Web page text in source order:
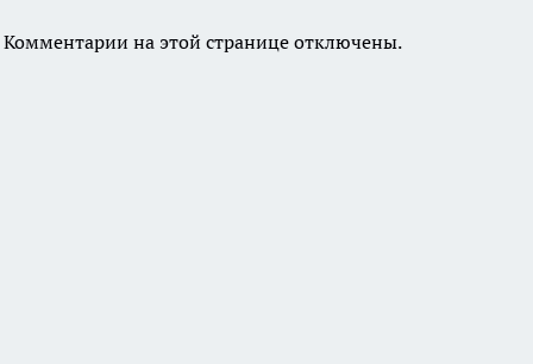
Комментарии на этой странице отключены.